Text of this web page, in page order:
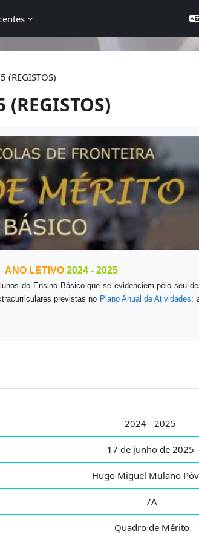
(REGISTOS)
ANO LETIVO 2024 - 2025
do Ensino Básico que se evidenciem pelo seu
previstas no Plano Anual de Atividades:
2024 - 2025
17 de junho de 2025
Hugo Miguel Mulano
7A
Quadro de Mérito